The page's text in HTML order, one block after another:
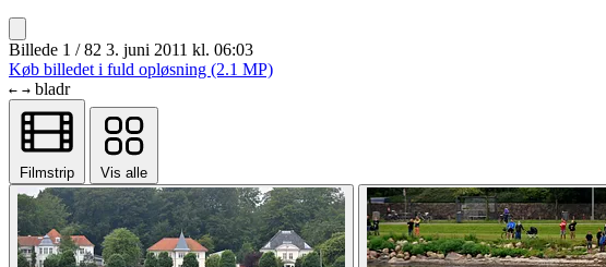
Billede 1 / 82 3. juni 2011 kl. 06:03
Køb billedet i fuld opløsning (2.1 MP)
← → bladr
Filmstrip Vis alle